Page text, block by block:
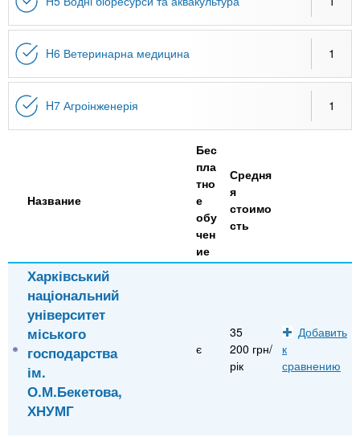
H6 Ветеринарна медицина 1
H7 Агроінженерія 1
Название
Бес
пла
тно
е
обу
чен
ие
Средня
я
стоимо
сть
Харківський
національний
університет
міського
господарства
ім.
О.М.Бекетова,
ХНУМГ
є
35
200 грн/
рік
Добавить
к
сравнению